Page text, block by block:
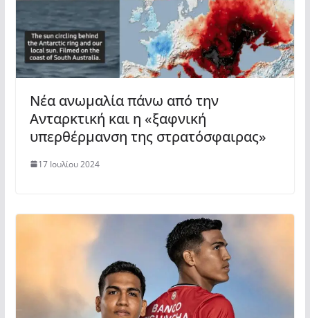
Νέα ανωμαλία πάνω από την
Ανταρκτική και η «ξαφνική
υπερθέρμανση της στρατόσφαιρας»
17 Ιουλίου 2024